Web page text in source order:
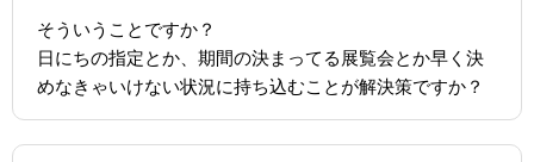
そういうことですか？
日にちの指定とか、期間の決まってる展覧会とか早く決
めなきゃいけない状況に持ち込むことが解決策ですか？